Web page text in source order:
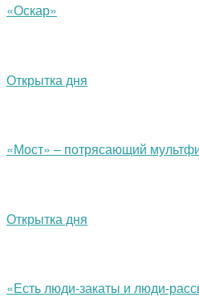
«Оскар»
Открытка дня
«Мост» – потрясающий
Открытка дня
«Есть люди-закаты и люди-